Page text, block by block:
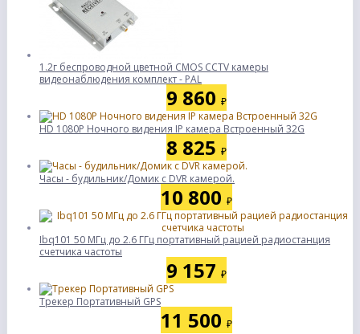
1.2г беспроводной цветной CMOS CCTV камеры
видеонаблюдения комплект - PAL
9 860 ₽
HD 1080P Ночного видения IP камера Встроенный 32G
8 825 ₽
Часы - будильник/Домик с DVR камерой.
10 800 ₽
Ibq101 50 МГц до 2.6 ГГц портативный рацией радиостанция
счетчика частоты
9 157 ₽
Трекер Портативный GPS
11 500 ₽